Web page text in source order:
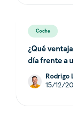
Coche
¿Qué
día frente a
Rodrigo
15/12/